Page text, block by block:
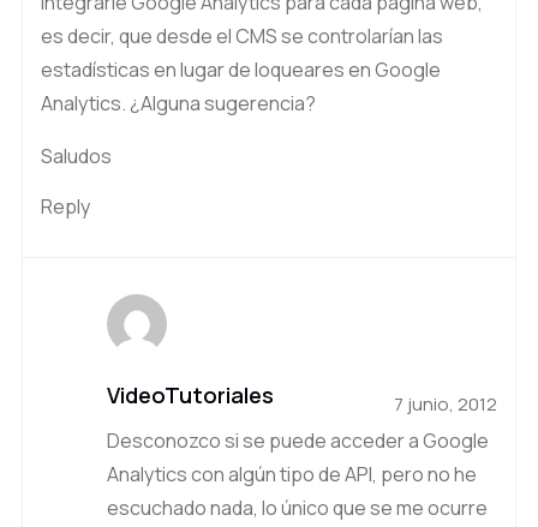
es decir, que desde el CMS se controlarían las
estadísticas en lugar de loqueares en Google
Analytics. ¿Alguna sugerencia?
Saludos
Reply
VideoTutoriales 7 junio, 2012
Desconozco si se puede acceder a Google
Analytics con algún tipo de API, pero no he
escuchado nada, lo único que se me ocurre